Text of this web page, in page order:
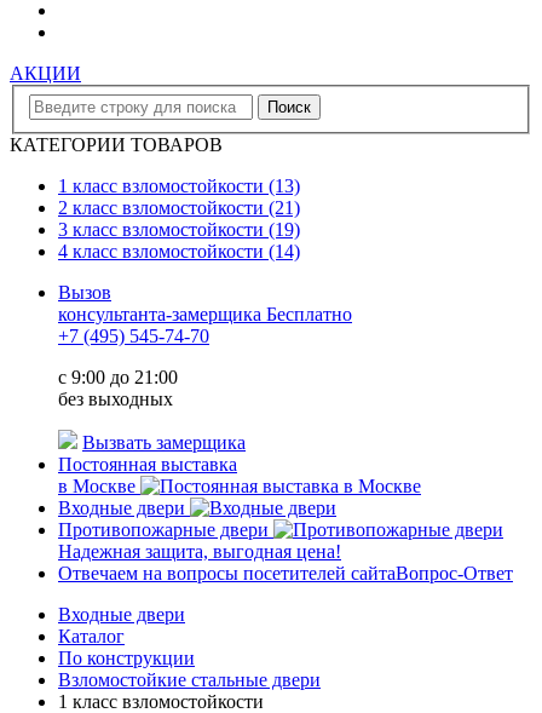
АКЦИИ
КАТЕГОРИИ ТОВАРОВ
1 класс взломостойкости (13)
2 класс взломостойкости (21)
3 класс взломостойкости (19)
4 класс взломостойкости (14)
Вызов
консультанта-замерщика Бесплатно
+7 (495) 545-74-70
c 9:00 до 21:00
без выходных
Вызвать замерщика
Постоянная выставка
в Москве
Входные двери
Противопожарные двери
Надежная защита, выгодная цена!
Отвечаем на вопросы посетителей сайтаВопрос-Ответ
Входные двери
Каталог
По конструкции
Взломостойкие стальные двери
1 класс взломостойкости